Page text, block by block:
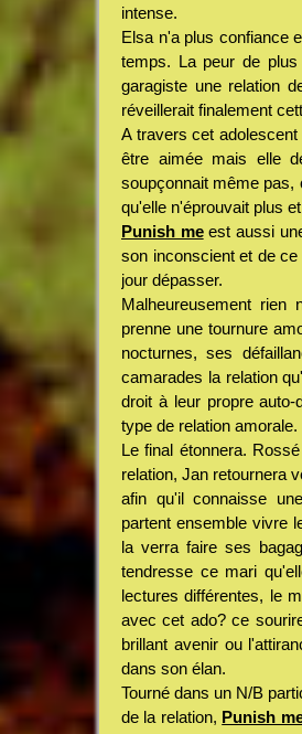
intense.
Elsa n'a plus confiance
temps. La peur de
garagiste une relation
réveillerait finalement
A travers cet
être aimée mais elle
soupçonnait même pas,
qu'elle n'éprouvait plus
Punish meest aussi
son inconscient et de
jour dépasser.
Malheureusement rien
prenne une tournure
nocturnes, ses
camarades la relation
droit à leur propre
type de relation amorale.
Le final étonnera.
relation, Jan retournera
afin qu'il connaisse
partent ensemble vivre
la verra faire ses
tendresse ce mari
lectures différentes, le
avec cet ado? ce
brillant avenir ou
dans son élan.
Tourné dans un N/B
de la relation, Punish